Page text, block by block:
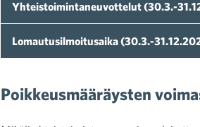
Yhteistoimintaneuvottelut (30.3.-
Lomautusilmoitusaika (30.3.-
Poikkeusmääräysten